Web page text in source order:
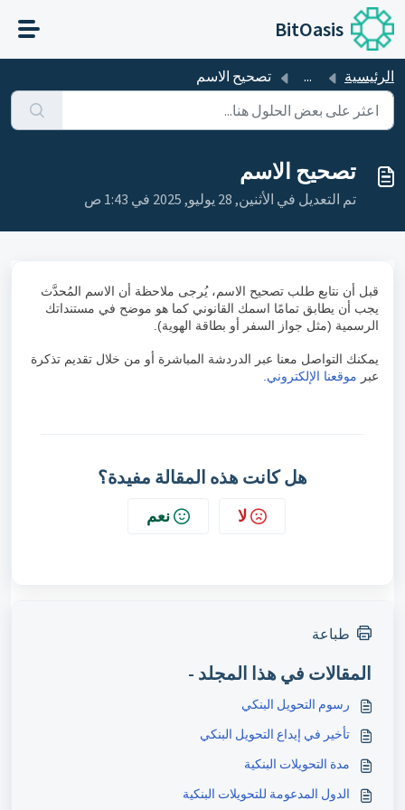
التخطّي إلى المحتوى الرئيسي
BitOasis
الرئيسية ... تصحيح الاسم
تصحيح الاسم
تم التعديل في الأثنين, 28 يوليو, 2025 في 1:43 ص
قبل أن نتابع طلب تصحيح الاسم، يُرجى ملاحظة أن الاسم المُحدَّث
يجب أن يطابق تمامًا اسمك القانوني كما هو موضح في مستنداتك
الرسمية (مثل جواز السفر أو بطاقة الهوية).
يمكنك التواصل معنا عبر الدردشة المباشرة أو من خلال تقديم تذكرة
عبر موقعنا الإلكتروني.
هل كانت هذه المقالة مفيدة؟
لا نعم
طباعة
المقالات في هذا المجلد -
رسوم التحويل البنكي
تأخير في إيداع التحويل البنكي
مدة التحويلات البنكية
الدول المدعومة للتحويلات البنكية